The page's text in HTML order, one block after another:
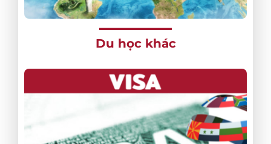
Du học khác